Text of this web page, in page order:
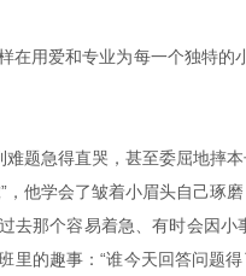
在用爱和专业为每一个独特
难题急得直哭，甚至委屈地摔
，他学会了皱着小眉头自己琢
去那个容易着急、有时会因
里的趣事：“谁今天回答问题